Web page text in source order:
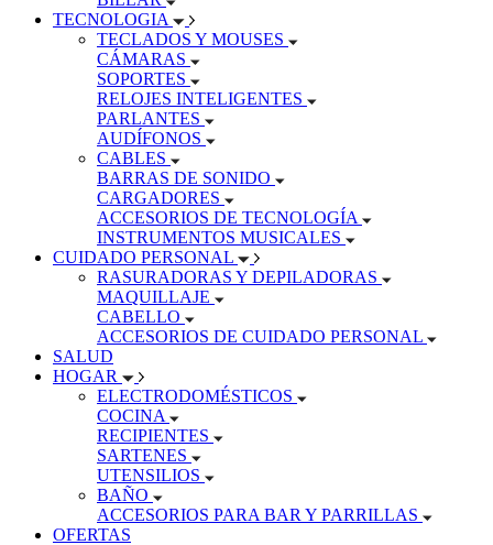
TECNOLOGIA
TECLADOS Y MOUSES
CÁMARAS
SOPORTES
RELOJES INTELIGENTES
PARLANTES
AUDÍFONOS
CABLES
BARRAS DE SONIDO
CARGADORES
ACCESORIOS DE TECNOLOGÍA
INSTRUMENTOS MUSICALES
CUIDADO PERSONAL
RASURADORAS Y DEPILADORAS
MAQUILLAJE
CABELLO
ACCESORIOS DE CUIDADO PERSONAL
SALUD
HOGAR
ELECTRODOMÉSTICOS
COCINA
RECIPIENTES
SARTENES
UTENSILIOS
BAÑO
ACCESORIOS PARA BAR Y PARRILLAS
OFERTAS